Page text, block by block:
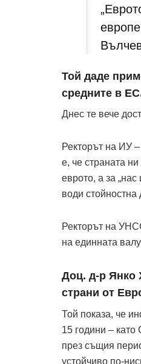
Той даде
средните в
Днес те вече
Ректорът на ИУ
е, че страната
еврото, а за
води стойностна
Ректорът на
на единната
Доц. д-р Янко
страни от
Той показа, че
15 години –
през същия
устойчиво по-